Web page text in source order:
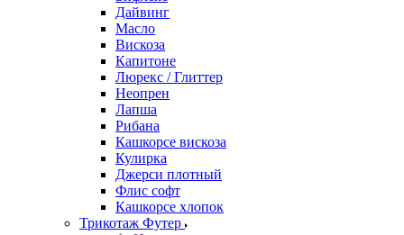
Дайвинг
Масло
Вискоза
Капитоне
Люрекс / Глиттер
Неопрен
Лапша
Рибана
Кашкорсе вискоза
Кулирка
Джерси плотный
Флис софт
Кашкорсе хлопок
Трикотаж Футер